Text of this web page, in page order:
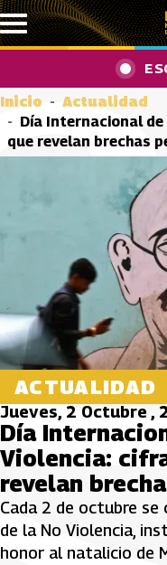
Pasar al contenido
Inicio
Actualidad
Día Internacional
que revelan brechas
ACTUALIDAD
Jueves, 2 Octubre ,
Día
Violencia:
revelan
Cada 2 de octubre se
de la No Violencia,
honor al natalicio de